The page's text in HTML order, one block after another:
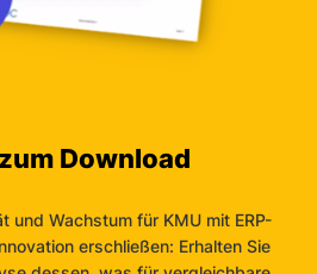
zum Download
und Wachstum für KMU mit ERP-
erschließen: Erhalten Sie